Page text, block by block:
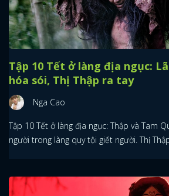
Tập 10 Tết ở làng địa ngục:
hóa sói, Thị Thập ra tay
Nga Cao
Tập 10 Tết ở làng địa ngục: Thập và Tam
người trong làng quy tội giết người. Thị